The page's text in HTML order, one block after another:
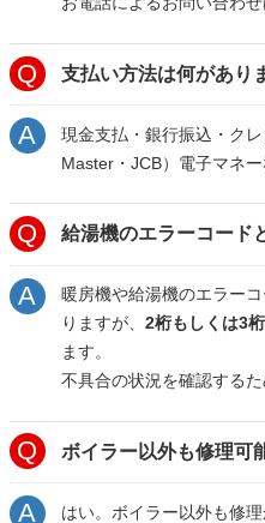
支払い方法は何があり
現金支払・銀行振込・ク
Master・JCB）電子マネー
給湯機のエラーコード
暖房機や給湯機のエラー
りますが、 2桁もしくは3
ます。
不具合の状況を確認する
ボイラー以外も修理可
はい。ボイラー以外も修理